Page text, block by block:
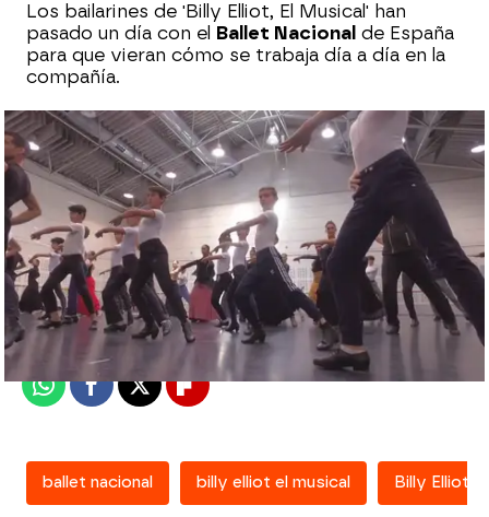
Los bailarines de 'Billy Elliot, El Musical' han
pasado un día con el Ballet Nacional de España
para que vieran cómo se trabaja día a día en la
compañía.
atreseries
Madrid
Publicado:20 de septiembre de 2017, 10:53
WhatsappFacebook
X Flipboard
ballet nacional billy elliot el musical Billy Elliot